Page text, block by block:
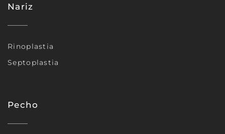
Nariz
Rinoplastia
Septoplastia
Pecho